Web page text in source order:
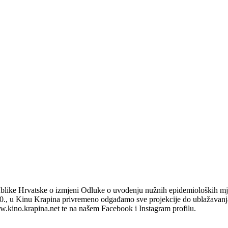
Hrvatske o izmjeni Odluke o uvođenju nužnih epidemioloških
u Kinu Krapina privremeno odgađamo sve projekcije do
te na našem Facebook i Instagram profilu.